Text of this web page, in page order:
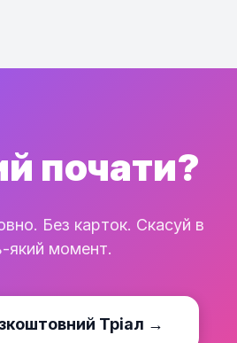
почати?
Без карток. Скасуй в
який момент.
Тріал →